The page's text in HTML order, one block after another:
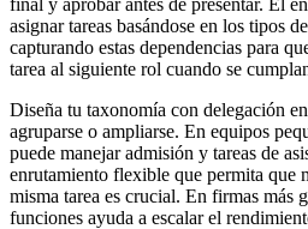
final y aprobar antes de presentar. El
asignar tareas basándose en los tipos
capturando estas dependencias para
tarea al siguiente rol cuando se
Diseña tu taxonomía con delegación
agruparse o ampliarse. En equipos
puede manejar admisión y tareas de
enrutamiento flexible que permita que
misma tarea es crucial. En firmas más
funciones ayuda a escalar el